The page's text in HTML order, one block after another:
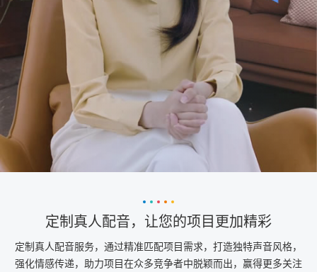
定制真人配音，让您的项目更加精彩
定制真人配音服务，通过精准匹配项目需求，打造独特声音风格，
强化情感传递，助力项目在众多竞争者中脱颖而出，赢得更多关注